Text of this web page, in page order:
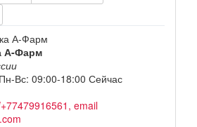
А-Фарм
Пн-Вс: 09:00-18:00 Сейчас
email